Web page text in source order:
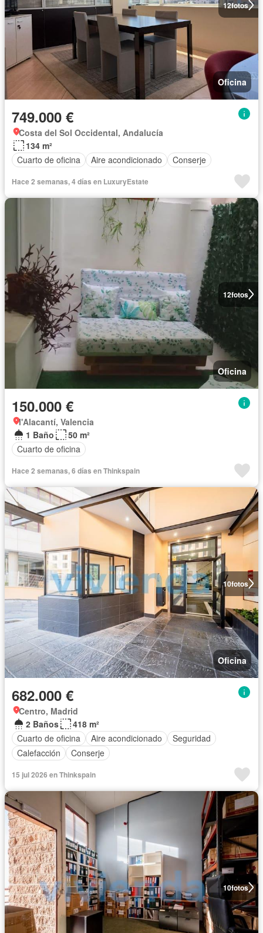
12fotos
Oficina
749.000 €
Costa del Sol Occidental, Andalucía
134 m²
Cuarto de oficina
Aire acondicionado Conserje
Hace 2 semanas, 4 días en LuxuryEstate
12fotos
Oficina
150.000 €
l'Alacantí, Valencia
1 Baño
50 m²
Cuarto de oficina
Hace 2 semanas, 6 días en Thinkspain
10fotos
Oficina
682.000 €
Centro, Madrid
2 Baños
418 m²
Cuarto de oficina
Aire acondicionado
Seguridad
Calefacción
Conserje
15 jul 2026 en Thinkspain
10fotos